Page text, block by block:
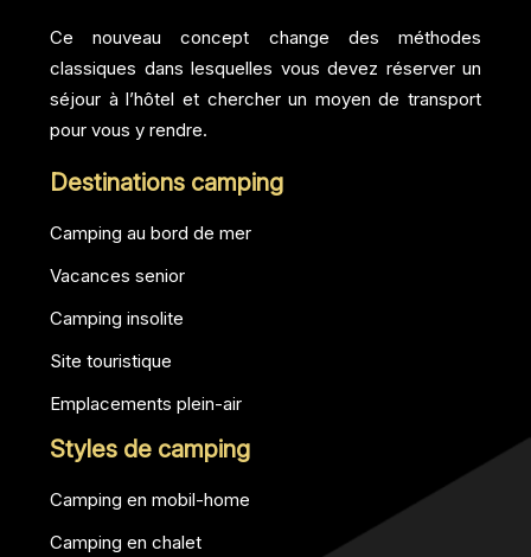
Ce nouveau concept change des méthodes
classiques dans lesquelles vous devez réserver un
séjour à l’hôtel et chercher un moyen de transport
pour vous y rendre.
Destinations camping
Camping au bord de mer
Vacances senior
Camping insolite
Site touristique
Emplacements plein-air
Styles de camping
Camping en mobil-home
Camping en chalet